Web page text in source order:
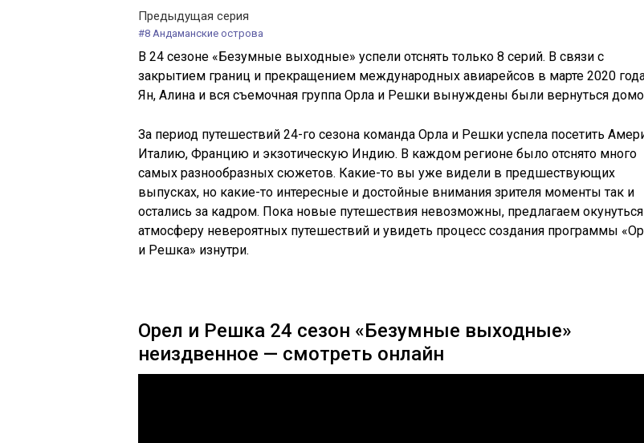
Предыдущая серия
#8 Андаманские острова
В 24 сезоне «Безумные выходные» успели отснять только 8 серий. В связи с
закрытием границ и прекращением международных авиарейсов в марте 2020
Ян, Алина и вся съемочная группа Орла и Решки вынуждены были вернуться
За период путешествий 24-го сезона команда Орла и Решки успела посетить
Италию, Францию и экзотическую Индию. В каждом регионе было отснято много
самых разнообразных сюжетов. Какие-то вы уже видели в предшествующих
выпусках, но какие-то интересные и достойные внимания зрителя моменты так и
остались за кадром. Пока новые путешествия невозможны, предлагаем
атмосферу невероятных путешествий и увидеть процесс создания программы
и Решка» изнутри.
Орел и Решка 24 сезон «Безумные выходные»
неиздвенное — смотреть онлайн